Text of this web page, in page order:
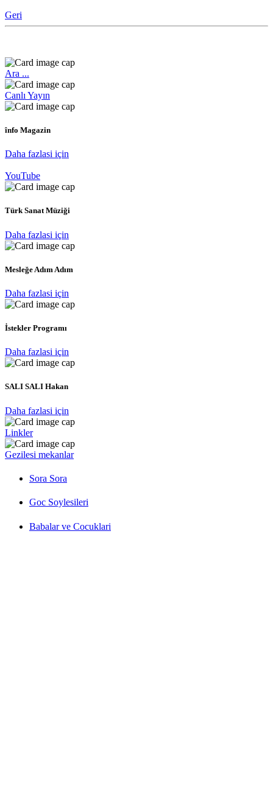
Geri
Ara ...
Canlı Yayın
înfo Magazin
Daha fazlasi için
YouTube
Türk Sanat Müziği
Daha fazlasi için
Mesleğe Adım Adım
Daha fazlasi için
İstekler Programı
Daha fazlasi için
SALI SALI Hakan
Daha fazlasi için
Linkler
Gezilesi mekanlar
Sora Sora
Goc Soylesileri
Babalar ve Cocuklari